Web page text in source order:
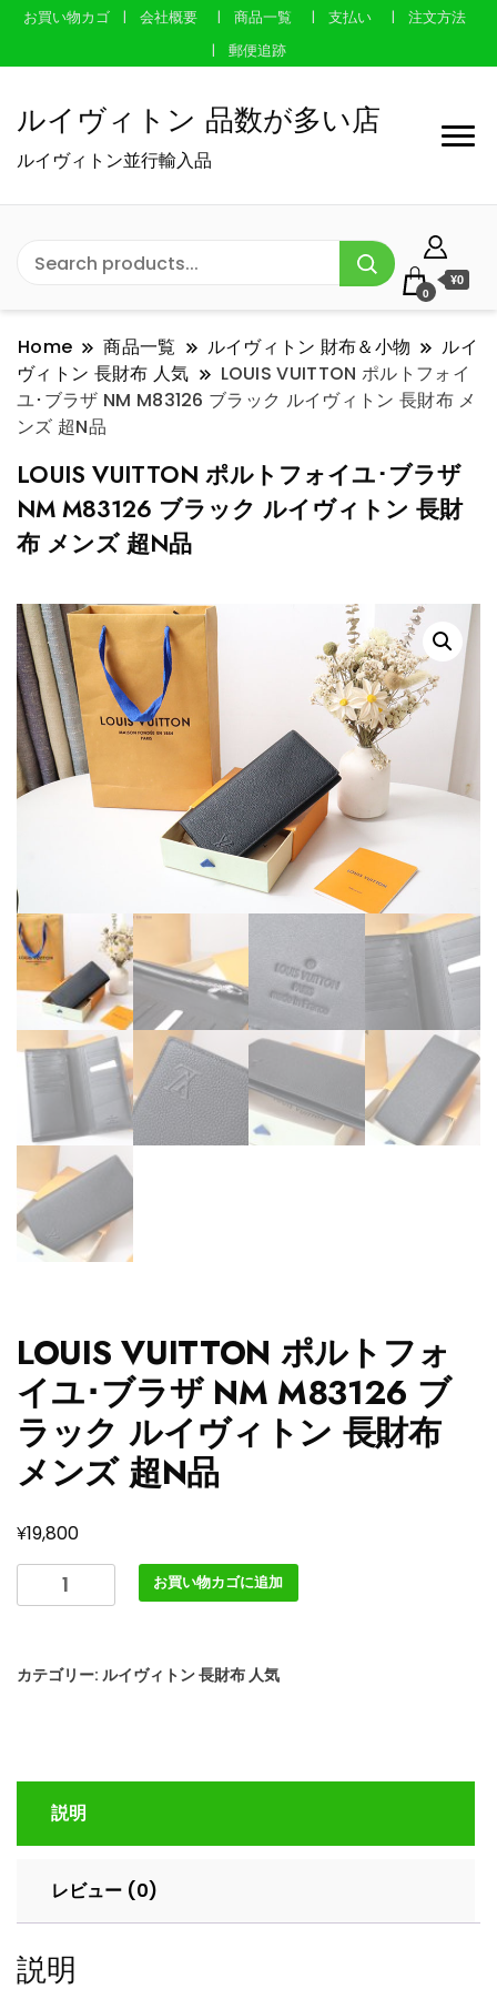
お買い物カゴ 会社概要 商品一覧 支払い
注文方法
郵便追跡
ルイヴィトン 品数が多い店
ルイヴィトン並行輸入品
0
¥0
Home 商品一覧 ルイヴィトン 財布＆小物
ルイ
ヴィトン 長財布 人気
LOUIS VUITTON ポルトフォイ
ユ･ブラザ NM M83126 ブラック ルイヴィトン 長財布 メ
ンズ 超N品
LOUIS VUITTON ポルトフォイユ･ブラザ
NM M83126 ブラック ルイヴィトン 長財
布 メンズ 超N品
LOUIS VUITTON ポルトフォ
イユ･ブラザ NM M83126 ブ
ラック ルイヴィトン 長財布
メンズ 超N品
¥19,800
LOUIS
VUITTON
ト
ユ･
ラ
M83126
ラ
お買い物カゴに追加
カテゴリー: ルイヴィトン 長財布 人気
説明
レビュー (0)
説明